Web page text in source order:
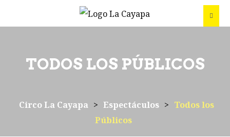
TODOS LOS PÚBLICOS
Circo La Cayapa > Espectáculos > Todos los
Públicos